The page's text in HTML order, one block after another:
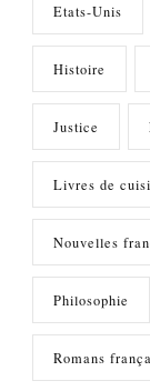
Etats-Unis
Histoire
Justice
Livres de
Nouvelles
Philosophie
Romans